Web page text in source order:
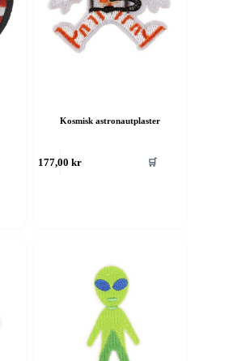
Kosmisk astronautplaster
177,00kr 🛒